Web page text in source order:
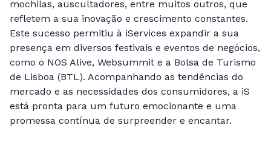
mochilas, auscultadores, entre muitos outros, que
refletem a sua inovação e crescimento constantes.
Este sucesso permitiu à iServices expandir a sua
presença em diversos festivais e eventos de negócios,
como o NOS Alive, Websummit e a Bolsa de Turismo
de Lisboa (BTL). Acompanhando as tendências do
mercado e as necessidades dos consumidores, a iS
está pronta para um futuro emocionante e uma
promessa contínua de surpreender e encantar.